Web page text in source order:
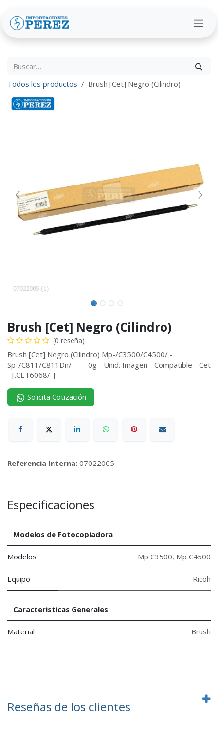
Todos los productos Brush [Cet] Negro (Cilindro)
Brush [Cet] Negro (Cilindro)
(0 reseña)
Brush [Cet] Negro (Cilindro) Mp-/C3500/C4500/ -
Sp-/C811/C811Dn/ - - - 0g - Unid. Imagen - Compatible - Cet
- [.CET6068/-]
Solicita Cotización
Referencia Interna: 07022005
Especificaciones
Modelos de Fotocopiadora
Modelos Mp C3500, Mp C4500
Equipo Ricoh
Caracteristicas Generales
Material Brush
Reseñas de los clientes